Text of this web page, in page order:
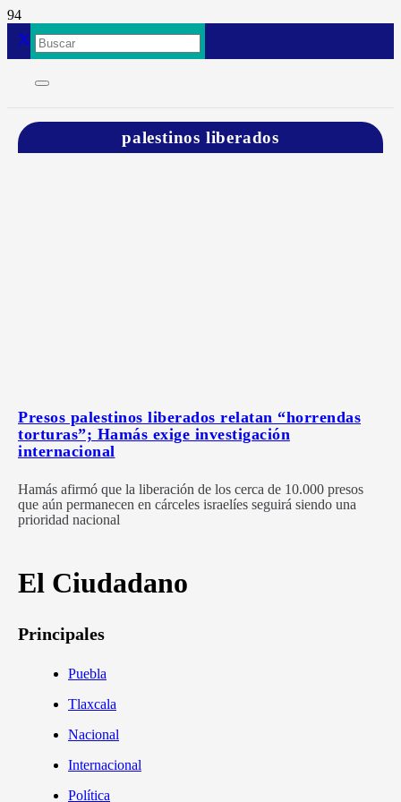
palestinos liberados
Presos palestinos liberados relatan “horrendas
torturas”; Hamás exige investigación
internacional
Hamás afirmó que la liberación de los cerca de 10.000 presos
que aún permanecen en cárceles israelíes seguirá siendo una
prioridad nacional
El Ciudadano
Principales
Puebla
Tlaxcala
Nacional
Internacional
Política